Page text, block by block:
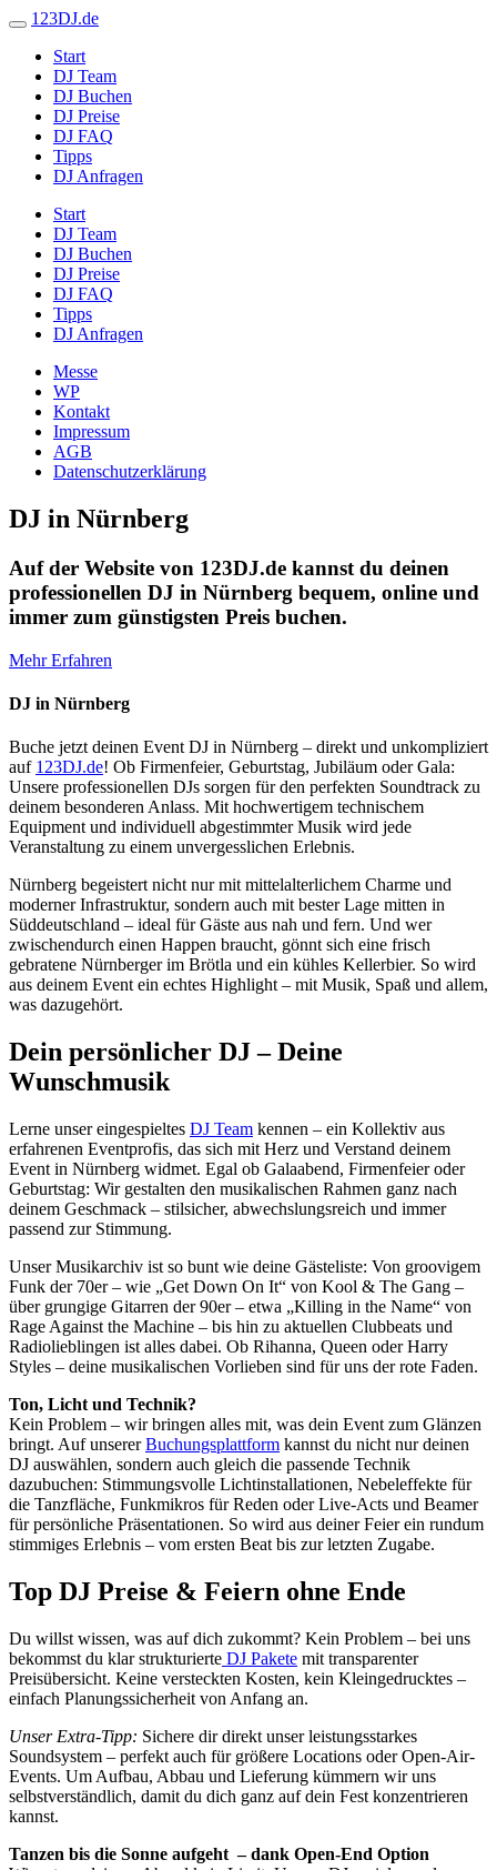
123DJ.de
Start
DJ Team
DJ Buchen
DJ Preise
DJ FAQ
Tipps
DJ Anfragen
Start
DJ Team
DJ Buchen
DJ Preise
DJ FAQ
Tipps
DJ Anfragen
Messe
WP
Kontakt
Impressum
AGB
Datenschutzerklärung
DJ in Nürnberg
Auf der Website von 123DJ.de kannst du deinen
professionellen DJ in Nürnberg bequem, online und
immer zum günstigsten Preis buchen.
Mehr Erfahren
DJ in Nürnberg
Buche jetzt deinen Event DJ in Nürnberg – direkt und unkompliziert
auf 123DJ.de! Ob Firmenfeier, Geburtstag, Jubiläum oder Gala:
Unsere professionellen DJs sorgen für den perfekten Soundtrack zu
deinem besonderen Anlass. Mit hochwertigem technischem
Equipment und individuell abgestimmter Musik wird jede
Veranstaltung zu einem unvergesslichen Erlebnis.
Nürnberg begeistert nicht nur mit mittelalterlichem Charme und
moderner Infrastruktur, sondern auch mit bester Lage mitten in
Süddeutschland – ideal für Gäste aus nah und fern. Und wer
zwischendurch einen Happen braucht, gönnt sich eine frisch
gebratene Nürnberger im Brötla und ein kühles Kellerbier. So wird
aus deinem Event ein echtes Highlight – mit Musik, Spaß und allem,
was dazugehört.
Dein persönlicher DJ – Deine
Wunschmusik
Lerne unser eingespieltes DJ Team kennen – ein Kollektiv aus
erfahrenen Eventprofis, das sich mit Herz und Verstand deinem
Event in Nürnberg widmet. Egal ob Galaabend, Firmenfeier oder
Geburtstag: Wir gestalten den musikalischen Rahmen ganz nach
deinem Geschmack – stilsicher, abwechslungsreich und immer
passend zur Stimmung.
Unser Musikarchiv ist so bunt wie deine Gästeliste: Von groovigem
Funk der 70er – wie „Get Down On It“ von Kool & The Gang –
über grungige Gitarren der 90er – etwa „Killing in the Name“ von
Rage Against the Machine – bis hin zu aktuellen Clubbeats und
Radiolieblingen ist alles dabei. Ob Rihanna, Queen oder Harry
Styles – deine musikalischen Vorlieben sind für uns der rote Faden.
Ton, Licht und Technik?
Kein Problem – wir bringen alles mit, was dein Event zum Glänzen
bringt. Auf unsererBuchungsplattform kannst du nicht nur deinen
DJ auswählen, sondern auch gleich die passende Technik
dazubuchen: Stimmungsvolle Lichtinstallationen, Nebeleffekte für
die Tanzfläche, Funkmikros für Reden oder Live-Acts und Beamer
für persönliche Präsentationen. So wird aus deiner Feier ein rundum
stimmiges Erlebnis – vom ersten Beat bis zur letzten Zugabe.
Top DJ Preise & Feiern ohne Ende
Du willst wissen, was auf dich zukommt? Kein Problem – bei uns
bekommst du klar strukturierte DJ Pakete mit transparenter
Preisübersicht. Keine versteckten Kosten, kein Kleingedrucktes –
einfach Planungssicherheit von Anfang an.
Unser Extra-Tipp: Sichere dir direkt unser leistungsstarkes
Soundsystem – perfekt auch für größere Locations oder Open-Air-
Events. Um Aufbau, Abbau und Lieferung kümmern wir uns
selbstverständlich, damit du dich ganz auf dein Fest konzentrieren
kannst.
Tanzen bis die Sonne aufgeht – dank Open-End Option